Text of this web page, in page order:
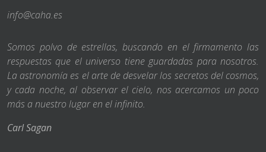
info@caha.es
Somos polvo de estrellas, buscando en el firmamento las
respuestas que el universo tiene guardadas para nosotros.
La astronomía es el arte de desvelar los secretos del cosmos,
y cada noche, al observar el cielo, nos acercamos un poco
más a nuestro lugar en el infinito.
Carl Sagan